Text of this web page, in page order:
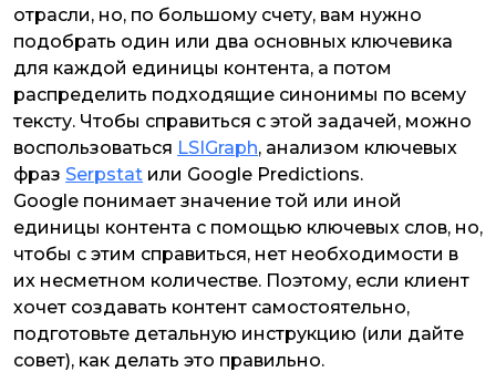
отрасли, но, по большому счету, вам нужно
подобрать один или два основных ключевика
для каждой единицы контента, а потом
распределить подходящие синонимы по всему
тексту. Чтобы справиться с этой задачей, можно
воспользоваться LSIGraph, анализом ключевых
фраз Serpstat или Google Predictions.
Google понимает значение той или иной
единицы контента с помощью ключевых слов, но,
чтобы с этим справиться, нет необходимости в
их несметном количестве. Поэтому, если клиент
хочет создавать контент самостоятельно,
подготовьте детальную инструкцию (или дайте
совет), как делать это правильно.